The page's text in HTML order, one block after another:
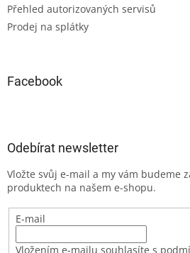
Přehled autorizovaných servisů
Prodej na splátky
Facebook
Odebírat newsletter
Vložte svůj e-mail a my vám budeme
produktech na našem e-shopu.
E-mail
Vložením e-mailu souhlasíte s